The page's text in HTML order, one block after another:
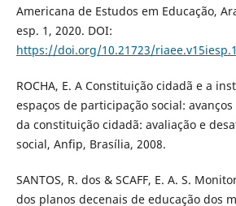
Americana de Estudos em Educação,
esp. 1, 2020. DOI:
https://doi.org/10.21723/
ROCHA, E. A Constituição cidadã e a
espaços de participação social:
da constituição cidadã: avaliação e
social, Anfip, Brasília, 2008.
SANTOS, R. dos & SCAFF, E. A. S.
dos planos decenais de educação dos